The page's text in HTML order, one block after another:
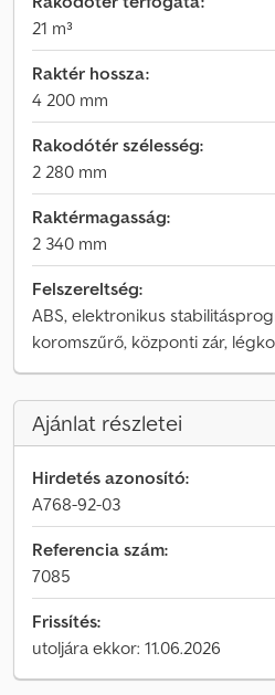
21 m³
Raktér hossza:
4 200 mm
Rakodótér szélesség:
2 280 mm
Raktérmagasság:
2 340 mm
Felszereltség:
ABS, elektronikus
koromszűrő, központi zár,
Ajánlat részletei
Hirdetés azonosító:
A768-92-03
Referencia szám:
7085
Frissítés:
utoljára ekkor: 11.06.2026